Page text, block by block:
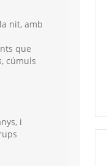
nit, amb
que
cúmuls
i